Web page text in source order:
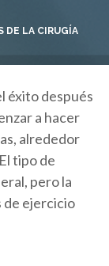
DE LA CIRUGÍA
éxito después
a hacer
alrededor
tipo de
pero la
de ejercicio